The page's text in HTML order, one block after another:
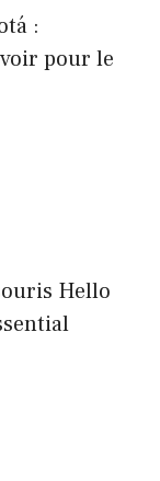
:
pour le
Hello